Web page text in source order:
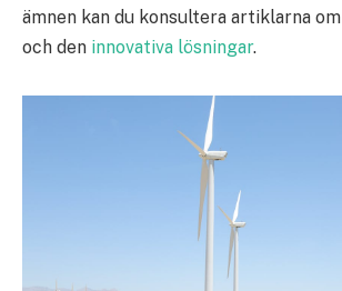
ämnen kan du konsultera artiklarna om
och den innovativa lösningar.